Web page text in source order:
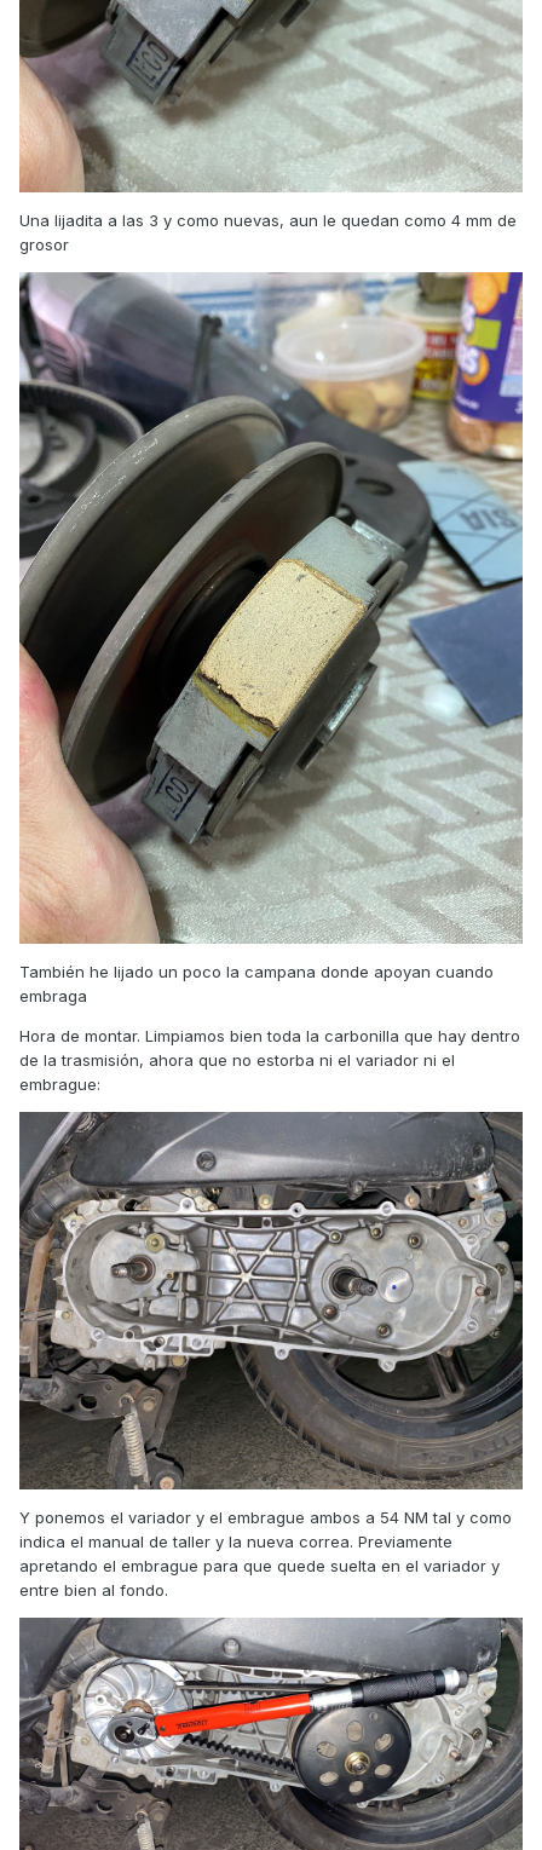
Una lijadita a las 3 y como nuevas, aun le quedan como 4 mm de
grosor
También he lijado un poco la campana donde apoyan cuando
embraga
Hora de montar. Limpiamos bien toda la carbonilla que hay dentro
de la trasmisión, ahora que no estorba ni el variador ni el
embrague:
Y ponemos el variador y el embrague ambos a 54 NM tal y como
indica el manual de taller y la nueva correa. Previamente
apretando el embrague para que quede suelta en el variador y
entre bien al fondo.